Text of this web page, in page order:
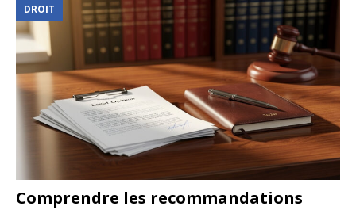
DROIT
Comprendre les recommandations